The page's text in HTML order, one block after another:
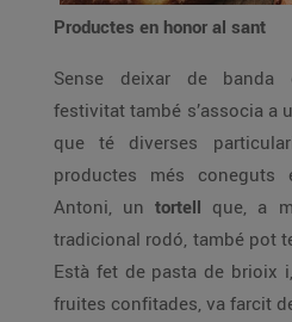
Productes en honor al sant
Sense deixar de banda
festivitat també s’associa a
que té diverses
productes més
Antoni, un tortell que, a
tradicional rodó, també pot
Està fet de pasta de brioix
fruites confitades, va farcit